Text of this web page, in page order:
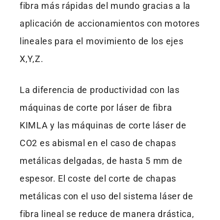
fibra más rápidas del mundo gracias a la
aplicación de accionamientos con motores
lineales para el movimiento de los ejes
X,Y,Z.
La diferencia de productividad con las
máquinas de corte por láser de fibra
KIMLA y las máquinas de corte láser de
CO2 es abismal en el caso de chapas
metálicas delgadas, de hasta 5 mm de
espesor. El coste del corte de chapas
metálicas con el uso del sistema láser de
fibra lineal se reduce de manera drástica,